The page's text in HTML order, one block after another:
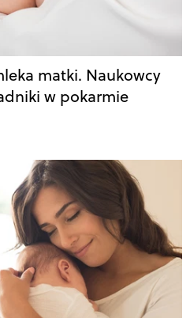
matki. Naukowcy
w pokarmie